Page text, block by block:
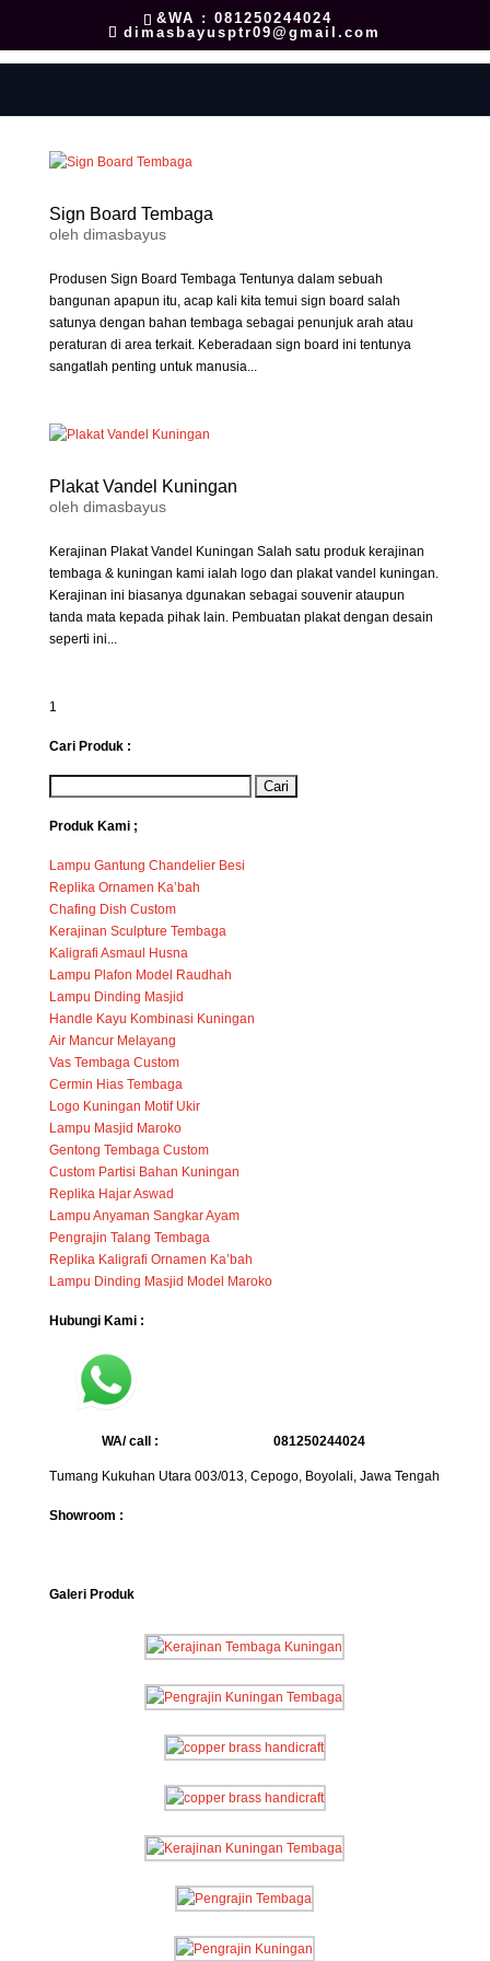
&WA : 081250244024
dimasbayusptr09@gmail.com
Sign Board Tembaga
oleh dimasbayus
Produsen Sign Board Tembaga Tentunya dalam sebuah
bangunan apapun itu, acap kali kita temui sign board salah
satunya dengan bahan tembaga sebagai penunjuk arah atau
peraturan di area terkait. Keberadaan sign board ini tentunya
sangatlah penting untuk manusia...
Plakat Vandel Kuningan
oleh dimasbayus
Kerajinan Plakat Vandel Kuningan Salah satu produk kerajinan
tembaga & kuningan kami ialah logo dan plakat vandel kuningan.
Kerajinan ini biasanya dgunakan sebagai souvenir ataupun
tanda mata kepada pihak lain. Pembuatan plakat dengan desain
seperti ini...
1
Cari Produk :
Produk Kami ;
Lampu Gantung Chandelier Besi
Replika Ornamen Ka’bah
Chafing Dish Custom
Kerajinan Sculpture Tembaga
Kaligrafi Asmaul Husna
Lampu Plafon Model Raudhah
Lampu Dinding Masjid
Handle Kayu Kombinasi Kuningan
Air Mancur Melayang
Vas Tembaga Custom
Cermin Hias Tembaga
Logo Kuningan Motif Ukir
Lampu Masjid Maroko
Gentong Tembaga Custom
Custom Partisi Bahan Kuningan
Replika Hajar Aswad
Lampu Anyaman Sangkar Ayam
Pengrajin Talang Tembaga
Replika Kaligrafi Ornamen Ka’bah
Lampu Dinding Masjid Model Maroko
Hubungi Kami :
WA/ call : 081250244024
Tumang Kukuhan Utara 003/013, Cepogo, Boyolali, Jawa Tengah
Showroom :
Galeri Produk